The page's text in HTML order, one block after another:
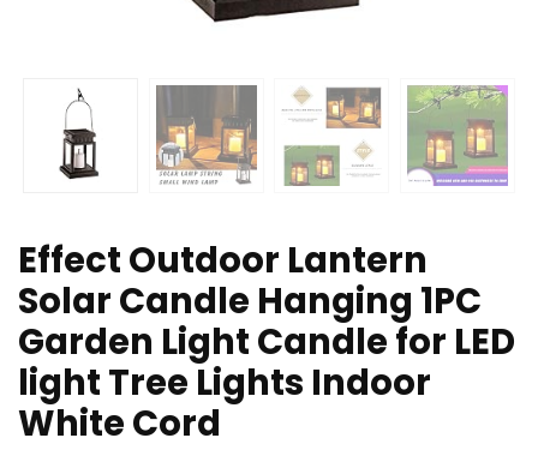
Effect Outdoor Lantern
Solar Candle Hanging 1PC
Garden Light Candle for LED
light Tree Lights Indoor
White Cord